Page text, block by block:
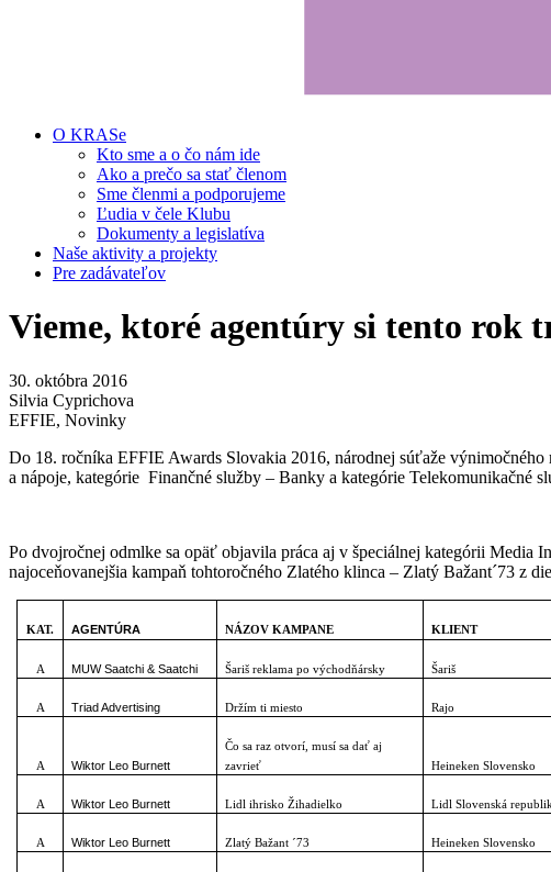
O KRASe
Kto sme a o čo nám ide
Ako a prečo sa stať členom
Sme členmi a podporujeme
Ľudia v čele Klubu
Dokumenty a legislatíva
Naše aktivity a projekty
Pre zadávateľov
Vieme, ktoré agentúry si tento rok
30. októbra 2016
Silvia Cyprichova
EFFIE, Novinky
Do 18. ročníka EFFIE Awards Slovakia 2016, národnej súťaže
a nápoje, kategórie Finančné služby – Banky a kategórie Telekomunikačné
Po dvojročnej odmlke sa opäť objavila práca aj v špeciálnej kategórii Media
najoceňovanejšia kampaň tohtoročného Zlatého klinca – Zlatý Bažant´73 z
KAT. AGENTÚRA NÁZOV KAMPANE KLIENT
A MUW Saatchi & Saatchi Šariš reklama po východňársky Šariš
A Triad Advertising Držím ti miesto Rajo
A Wiktor Leo Burnett
Čo sa raz otvorí, musí sa dať aj
zavrieť
Heineken Slovensko
A Wiktor Leo Burnett Lidl ihrisko Žihadielko Lidl Slovenská
A Wiktor Leo Burnett Zlatý Bažant ´73 Heineken Slovensko